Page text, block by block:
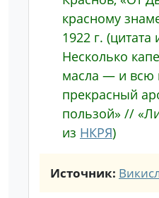
красному
1922 г. (цитата
Несколько
масла ― и всю
прекрасный
пользой» //
из НКРЯ)
Источник: